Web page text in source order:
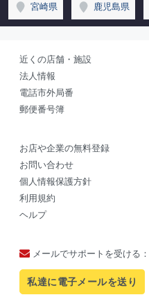
宮崎県 鹿児島県
近くの店舗・施設
法人情報
電話市外局番
郵便番号簿
お店や企業の無料登録
お問い合わせ
個人情報保護方針
利用規約
ヘルプ
メールでサポートを受ける：
私達に電子メールを送り